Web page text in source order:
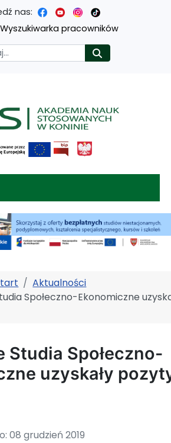
nas:
Wyszukiwarka pracowników
nauk
Aktualności
Społeczno-Ekonomiczne
Studia Społeczno-
uzyskały
08 grudzień 2019